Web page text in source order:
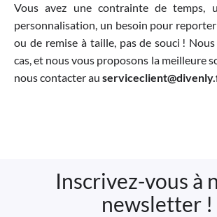
Vous avez une contrainte de temps,
personnalisation, un besoin pour
ou de remise à taille, pas de souci !
cas, et nous vous proposons la meilleure
nous contacter au
Inscrivez-vous à
newsletter !